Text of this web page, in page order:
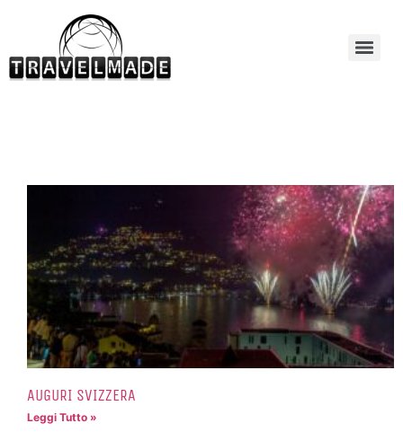
AUGURI SVIZZERA
Leggi Tutto »